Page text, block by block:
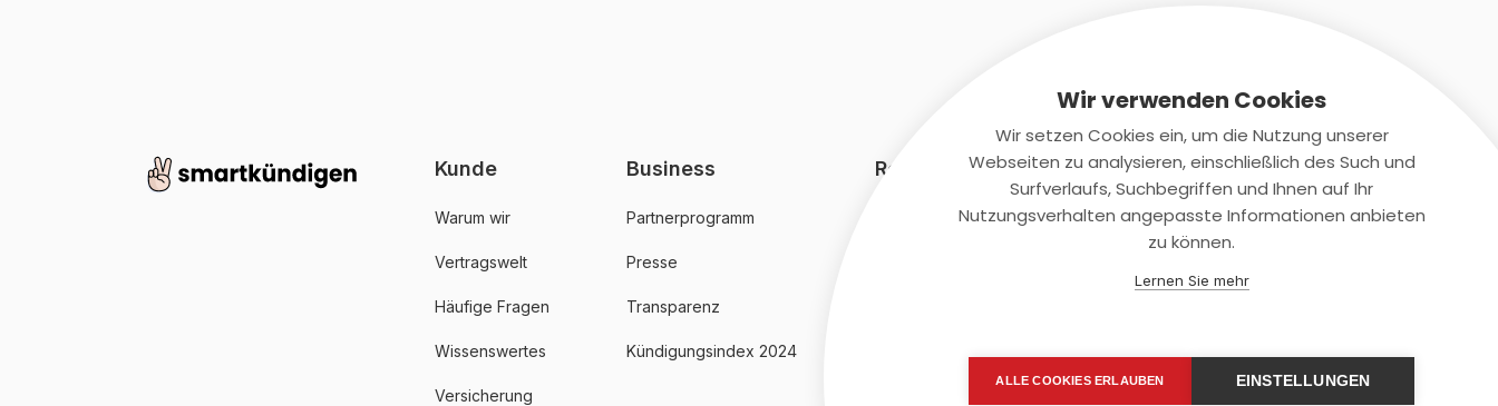
Kunde
Warum wir
Vertragswelt
Häufige Fragen
Wissenswertes
Versicherung
Business
Partnerprogramm
Presse
Transparenz
Kündigungsindex 2024
Rechtliches Kontaktiere uns
+(49)2131/708-4280
Wir verwenden Cookies
Wir setzen Cookies ein, um die Nutzung unserer
Webseiten zu analysieren, einschließlich des Such und
Surfverlaufs, Suchbegriffen und Ihnen auf Ihr
Nutzungsverhalten angepasste Informationen anbieten
zu können.
Lernen Sie mehr
ALLE COOKIES ERLAUBEN EINSTELLUNGEN